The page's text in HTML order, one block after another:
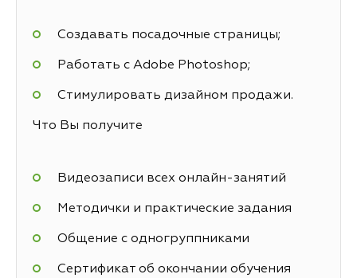
Создавать посадочные страницы;
Работать с Adobe Photoshop;
Стимулировать дизайном продажи.
Что Вы получите
Видеозаписи всех онлайн-занятий
Методички и практические задания
Общение с одногруппниками
Сертификат об окончании обучения